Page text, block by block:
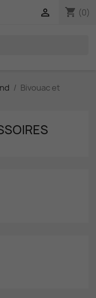
shopping_cart (0)

Bivouac et